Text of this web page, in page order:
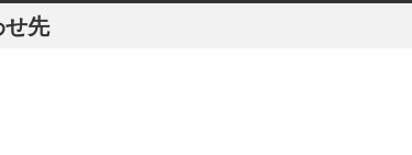
せ先